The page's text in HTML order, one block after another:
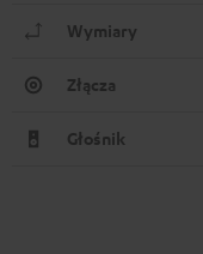
Wymiary
Złącza
Głośnik